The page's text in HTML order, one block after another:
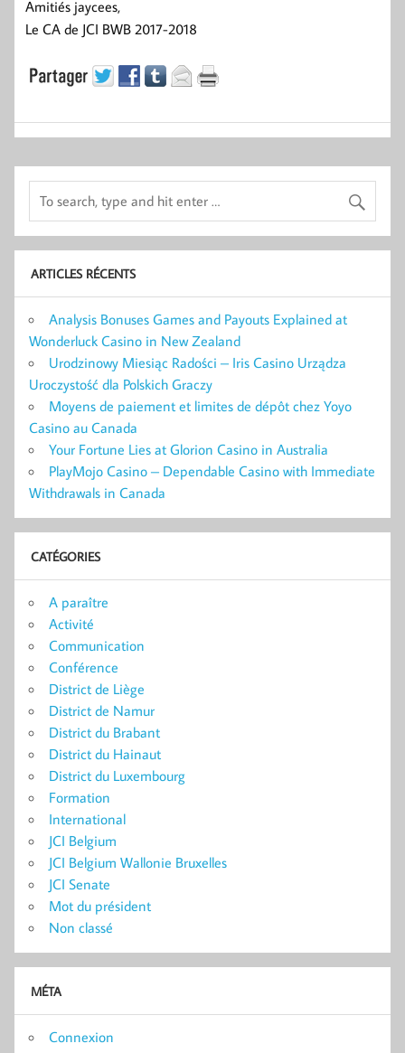
Amitiés jaycees,
Le CA de JCI BWB 2017-2018
ARTICLES RÉCENTS
Analysis Bonuses Games and Payouts Explained at
Wonderluck Casino in New Zealand
Urodzinowy Miesiąc Radości – Iris Casino Urządza
Uroczystość dla Polskich Graczy
Moyens de paiement et limites de dépôt chez Yoyo
Casino au Canada
Your Fortune Lies at Glorion Casino in Australia
PlayMojo Casino – Dependable Casino with Immediate
Withdrawals in Canada
CATÉGORIES
A paraître
Activité
Communication
Conférence
District de Liège
District de Namur
District du Brabant
District du Hainaut
District du Luxembourg
Formation
International
JCI Belgium
JCI Belgium Wallonie Bruxelles
JCI Senate
Mot du président
Non classé
MÉTA
Connexion